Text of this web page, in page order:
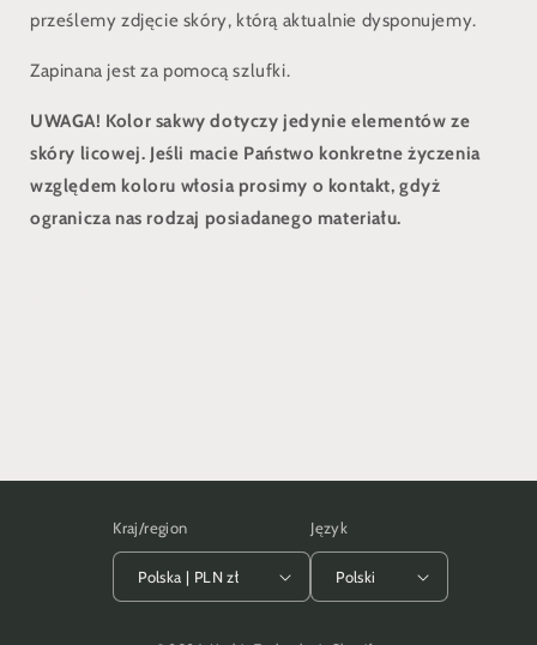
prześlemy zdjęcie skóry, którą aktualnie dysponujemy.
Zapinana jest za pomocą szlufki.
UWAGA! Kolor sakwy dotyczy jedynie elementów ze
skóry licowej. Jeśli macie Państwo konkretne życzenia
względem koloru włosia prosimy o kontakt, gdyż
ogranicza nas rodzaj posiadanego materiału.
Kraj/region
Polska | PLN zł
Język
Polski